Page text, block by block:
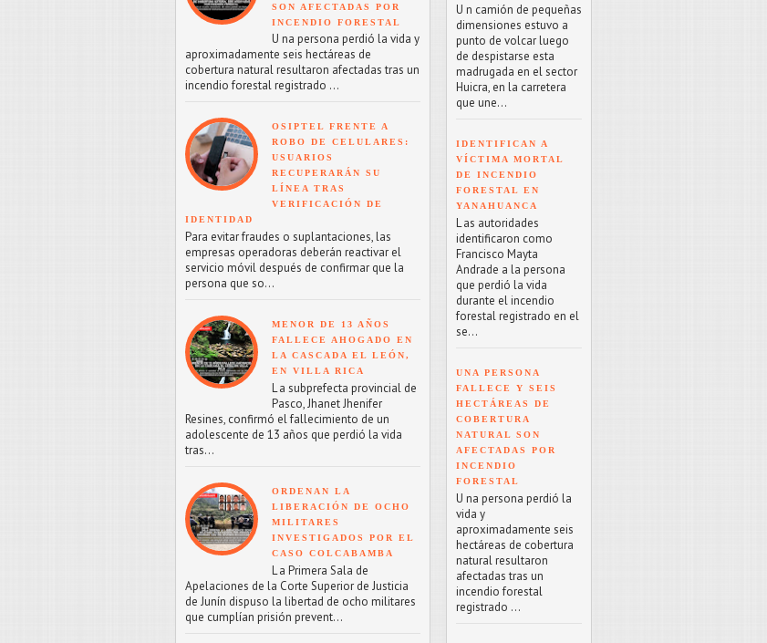
SON AFECTADAS POR
INCENDIO FORESTAL
U na persona perdió la vida y
aproximadamente seis hectáreas de
cobertura natural resultaron afectadas tras un
incendio forestal registrado ...
OSIPTEL FRENTE A
ROBO DE CELULARES:
USUARIOS
RECUPERARÁN SU
LÍNEA TRAS
VERIFICACIÓN DE
IDENTIDAD
Para evitar fraudes o suplantaciones, las
empresas operadoras deberán reactivar el
servicio móvil después de confirmar que la
persona que so...
MENOR DE 13 AÑOS
FALLECE AHOGADO EN
LA CASCADA EL LEÓN,
EN VILLA RICA
L a subprefecta provincial de
Pasco, Jhanet Jhenifer
Resines, confirmó el fallecimiento de un
adolescente de 13 años que perdió la vida
tras...
ORDENAN LA
LIBERACIÓN DE OCHO
MILITARES
INVESTIGADOS POR EL
CASO COLCABAMBA
L a Primera Sala de
Apelaciones de la Corte Superior de Justicia
de Junín dispuso la libertad de ocho militares
que cumplían prisión prevent...
U n camión de pequeñas
dimensiones estuvo a
punto de volcar luego
de despistarse esta
madrugada en el sector
Huicra, en la carretera
que une...
IDENTIFICAN A
VÍCTIMA MORTAL
DE INCENDIO
FORESTAL EN
YANAHUANCA
L as autoridades
identificaron como
Francisco Mayta
Andrade a la persona
que perdió la vida
durante el incendio
forestal registrado en el
se...
UNA PERSONA
FALLECE Y SEIS
HECTÁREAS DE
COBERTURA
NATURAL SON
AFECTADAS POR
INCENDIO
FORESTAL
U na persona perdió la
vida y
aproximadamente seis
hectáreas de cobertura
natural resultaron
afectadas tras un
incendio forestal
registrado ...